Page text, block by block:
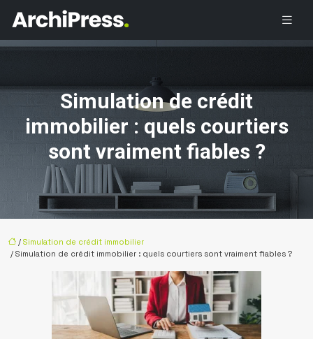
Simulation de crédit
immobilier : quels courtiers
sont vraiment fiables ?
/ Simulation de crédit immobilier
/ Simulation de crédit immobilier : quels courtiers sont vraiment fiables ?